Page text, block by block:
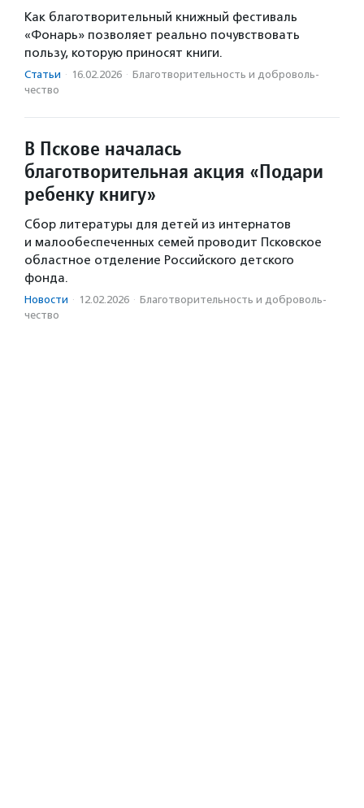
Как благотворительный книжный фестиваль
«Фонарь» позволяет реально почувствовать
пользу, которую приносят книги.
Статьи · 16.02.2026 · Благотвори­тель­ность и доброволь­
чест­во
В Пскове началась
благотворительная акция «Подари
ребенку книгу»
Сбор литературы для детей из интернатов
и малообеспеченных семей проводит Псковское
областное отделение Российского детского
фонда.
Новости · 12.02.2026 · Благотвори­тель­ность и доброволь­
чест­во